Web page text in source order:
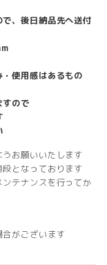
、後日納品先へ送付
使用感はあるもの
すので
お願いいたします
となっております
テナンスを行ってか
がございます